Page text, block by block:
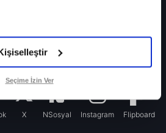
Seçime İzin Ver
ihtimali! Devre arasında gelmişti
Mason Greenwood için olay sözler!
Almada!
X NSosyal Instagram Flipboard